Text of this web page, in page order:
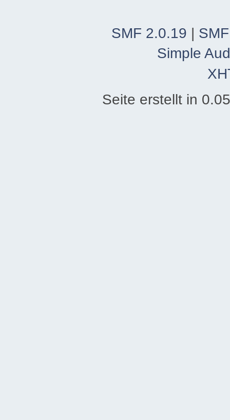
SMF 2.0.19 |
Simple
Seite erstellt in